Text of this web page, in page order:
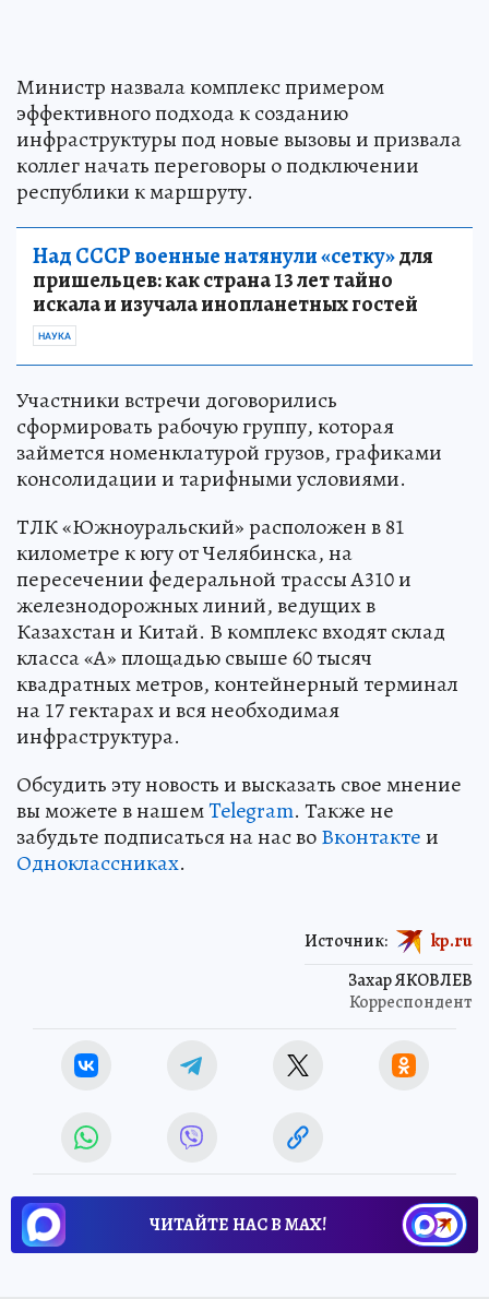
Министр назвала комплекс примером
эффективного подхода к созданию
инфраструктуры под новые вызовы и призвала
коллег начать переговоры о подключении
республики к маршруту.
Над СССР военные натянули «сетку»для
пришельцев: как страна 13 лет тайно
искала и изучала инопланетных гостей
НАУКА
Участники встречи договорились
сформировать рабочую группу, которая
займется номенклатурой грузов, графиками
консолидации и тарифными условиями.
ТЛК «Южноуральский» расположен в 81
километре к югу от Челябинска, на
пересечении федеральной трассы А310 и
железнодорожных линий, ведущих в
Казахстан и Китай. В комплекс входят склад
класса «А» площадью свыше 60 тысяч
квадратных метров, контейнерный терминал
на 17 гектарах и вся необходимая
инфраструктура.
Обсудить эту новость и высказать свое мнение
вы можете в нашемTelegram. Также не
забудьте подписаться на нас воВконтактеи
Одноклассниках.
Захар ЯКОВЛЕВ
Корреспондент
Источник: kp.ru
ЧИТАЙТЕ НАС В МАХ!